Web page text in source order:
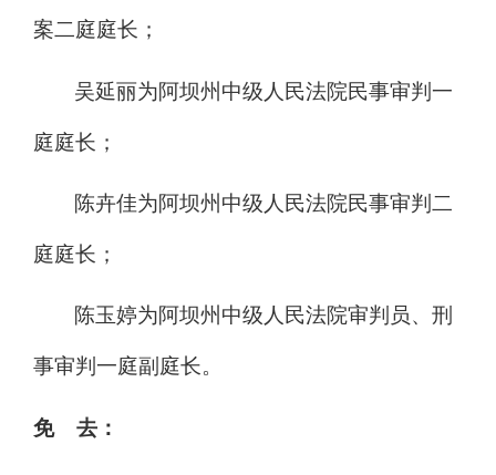
案二庭庭长；
吴延丽为阿坝州中级人民法院民事审判一
庭庭长；
陈卉佳为阿坝州中级人民法院民事审判二
庭庭长；
陈玉婷为阿坝州中级人民法院审判员、刑
事审判一庭副庭长。
免 去：